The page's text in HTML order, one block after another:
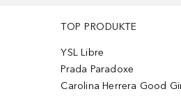
TOP PRODUKTE
YSL Libre
Prada Paradoxe
Carolina Herrera Good